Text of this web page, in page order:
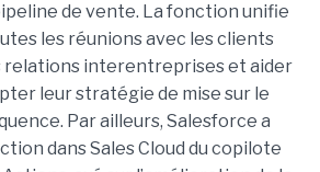
de vente. La fonction unifie
les réunions avec les clients
relations interentreprises et aider
leur stratégie de mise sur le
Par ailleurs, Salesforce a
dans Sales Cloud du copilote